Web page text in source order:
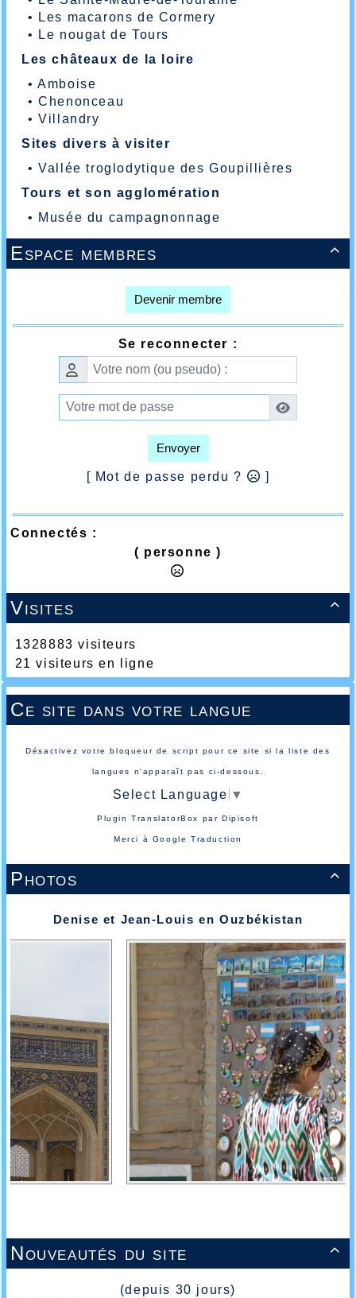
•
Les macarons de Cormery
•
Le nougat de Tours
Les châteaux de la loire
•Amboise
•Chenonceau
•Villandry
Sites divers à visiter
•Vallée troglodytique des Goupillières
Tours et son agglomération
• Musée du campagnonnage

Espace membres
Devenir membre
Se reconnecter :
Envoyer
[ Mot de passe perdu ? ]
Connectés :
( personne )

Visites
1328883 visiteurs
21 visiteurs en ligne
Ce site dans votre langue
Désactivez votre bloqueur de script pour ce site si la liste des
langues n'apparaît pas ci-dessous.
Select Language ▼
Plugin TranslatorBox parDipisoft
Merci à Google Traduction

Photos
Denise et Jean-Louis en Ouzbékistan

Nouveautés du site
(depuis 30 jours)